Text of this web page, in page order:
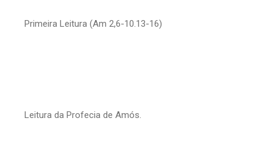
Primeira Leitura (Am 2,6-10.13-16)
Leitura da Profecia de Amós.